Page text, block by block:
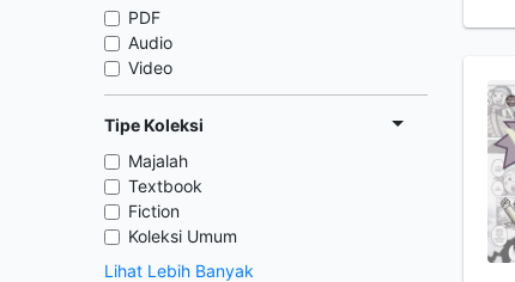
PDF
Audio
Video
Tipe Koleksi
Majalah
Textbook
Fiction
Koleksi Umum
Lihat Lebih Banyak